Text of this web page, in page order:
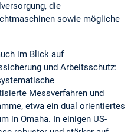
die
sowie mögliche
im Blick auf
und Arbeitsschutz:
Messverfahren und
etwa ein dual orientiertes
in Omaha. In einigen US-